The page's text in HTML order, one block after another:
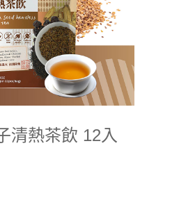
清熱茶飲 12入